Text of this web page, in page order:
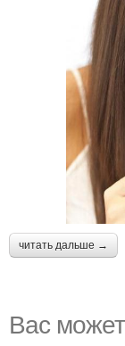
читать дальше →
Вас